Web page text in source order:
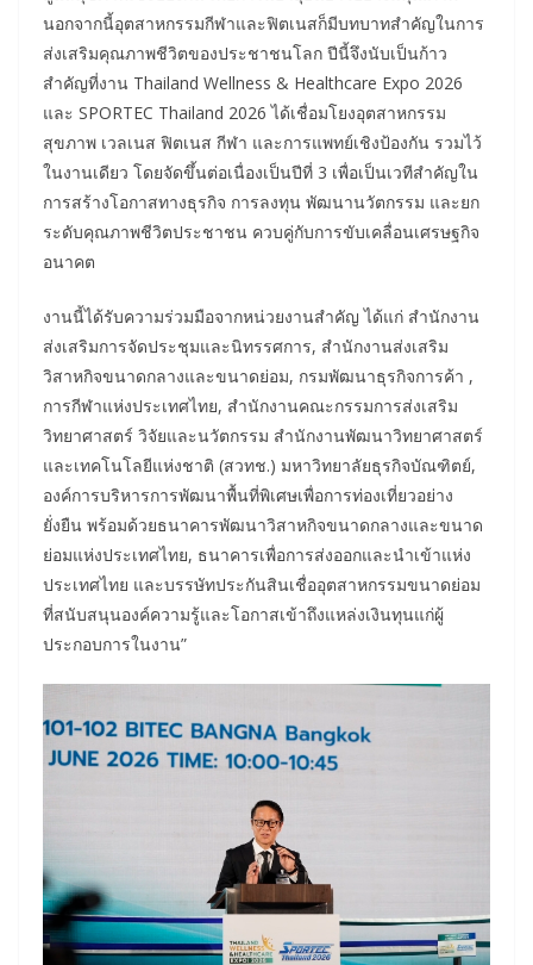
นอกจากนี้อุตสาหกรรมกีฬาและฟิตเนสก็มีบทบาทสำคัญในการ
ส่งเสริมคุณภาพชีวิตของประชาชนโลก ปีนี้จึงนับเป็นก้าว
สำคัญที่งาน Thailand Wellness & Healthcare Expo 2026
และ SPORTEC Thailand 2026 ได้เชื่อมโยงอุตสาหกรรม
สุขภาพ เวลเนส ฟิตเนส กีฬา และการแพทย์เชิงป้องกัน รวมไว้
ในงานเดียว โดยจัดขึ้นต่อเนื่องเป็นปีที่ 3 เพื่อเป็นเวทีสำคัญใน
การสร้างโอกาสทางธุรกิจ การลงทุน พัฒนานวัตกรรม และยก
ระดับคุณภาพชีวิตประชาชน ควบคู่กับการขับเคลื่อนเศรษฐกิจ
อนาคต
งานนี้ได้รับความร่วมมือจากหน่วยงานสำคัญ ได้แก่ สำนักงาน
ส่งเสริมการจัดประชุมและนิทรรศการ, สำนักงานส่งเสริม
วิสาหกิจขนาดกลางและขนาดย่อม, กรมพัฒนาธุรกิจการค้า ,
การกีฬาแห่งประเทศไทย, สำนักงานคณะกรรมการส่งเสริม
วิทยาศาสตร์ วิจัยและนวัตกรรม สำนักงานพัฒนาวิทยาศาสตร์
และเทคโนโลยีแห่งชาติ (สวทช.) มหาวิทยาลัยธุรกิจบัณฑิตย์,
องค์การบริหารการพัฒนาพื้นที่พิเศษเพื่อการท่องเที่ยวอย่าง
ยั่งยืน พร้อมด้วยธนาคารพัฒนาวิสาหกิจขนาดกลางและขนาด
ย่อมแห่งประเทศไทย, ธนาคารเพื่อการส่งออกและนำเข้าแห่ง
ประเทศไทย และบรรษัทประกันสินเชื่ออุตสาหกรรมขนาดย่อม
ที่สนับสนุนองค์ความรู้และโอกาสเข้าถึงแหล่งเงินทุนแก่ผู้
ประกอบการในงาน”